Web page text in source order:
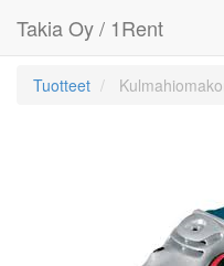
Takia Oy / 1Rent
Tuotteet